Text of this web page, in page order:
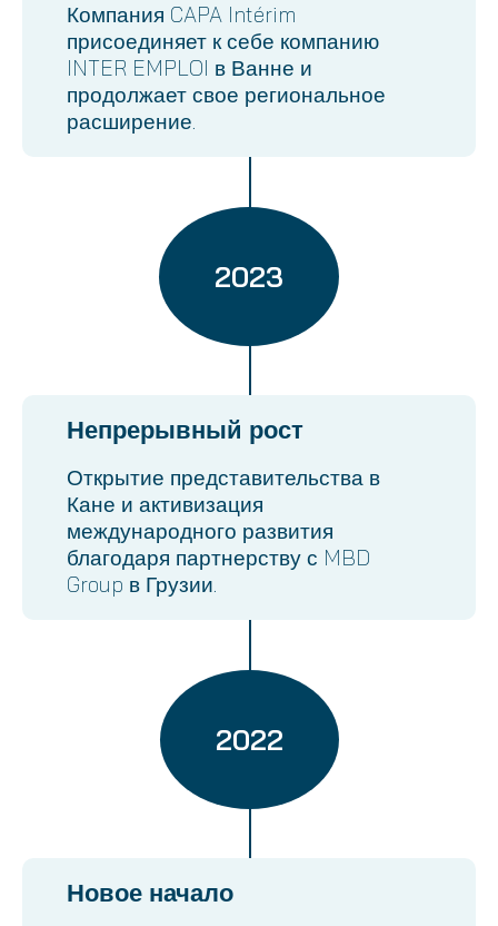
Компания CAPA Intérim
присоединяет к себе компанию
INTER EMPLOI в Ванне и
продолжает свое региональное
расширение.
2023
Непрерывный рост
Открытие представительства в
Кане и активизация
международного развития
благодаря партнерству с MBD
Group в Грузии.
Новое начало
2022